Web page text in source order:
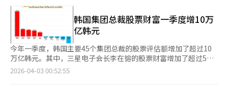
3.3TB/s，展现了行业领先的性能。HBM市场早期失去的主导地位
通过技术实力重新夺回。 DRAM和NAND闪存价格的飙升也推动了
业绩增长。根据市场研究公司TrendForce的数据，今年第一季度
DRAM和NAND合约价格分别上涨了80%至90%。特别是PC
DRAM价格上涨超过100%，服务器DRAM和移动LPDDR4X、
LPDDR5X分别上涨90%。由于谷歌、亚马逊、微软等全球科技巨
头为AI服务器建设争夺存储，形成了供应商主导的市场。 业内人士
表示：“三星电子在服务器、PC、移动等所有前端行业中拥有最
的遗产税，这一金额创下全球纪录。自2021年申报以来，三星家
族通过五年六次分期付款完成缴纳。与其他家族成员通过股份出售
或股票抵押贷款不同，李在镕通过股息和个人信用贷款支付了遗产
税，结果他的三星电子股份从0.70%增至1.67%，三星物产股份从
17.48%增至22.01%，进一步巩固了控制权。业内普遍认为，遗产
税的缴清标志着李在镕领导力的第二幕开始。他没有规避韩国高额
遗产税，而是履行了社会责任。去年7月，随着司法风险的完全解
除，以及不同于过去未来战略室的业务支持团队的常设化，李在镕
韩国集团总裁股票财富一季度增10万
亿韩元
今年一季度，韩国主要45个集团总裁的股票评估额增加了超过10
万亿韩元。其中，三星电子会长李在镕的股票财富增加了超过5万
亿韩元，而Kakao创始人金范洙则减少了超过1万亿韩元。根据韩
2026-04-03 00:52:55